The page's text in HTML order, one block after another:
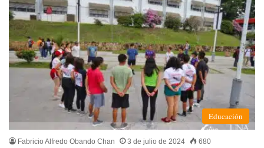
Educación
Fabricio Alfredo Obando Chan 3 de julio de 2024 680